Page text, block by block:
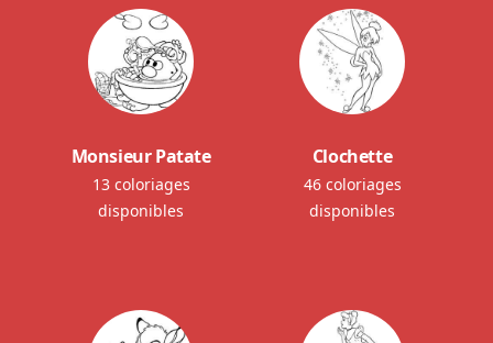
Monsieur Patate
13 coloriages
disponibles
Clochette
46 coloriages
disponibles